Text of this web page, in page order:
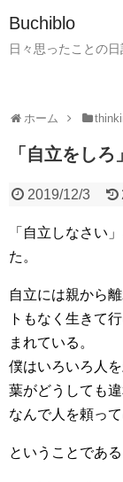
Buchiblo
日々思ったことの日
ホーム
「自立をし
2019/12/3
「自立しなさい
た。
自立には親から
トもなく生きて
まれている。
僕はいろいろ人
葉がどうしても違
なんで人を頼っ
ということである